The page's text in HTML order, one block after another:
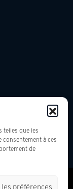
telles que les
à ces
de
préférences